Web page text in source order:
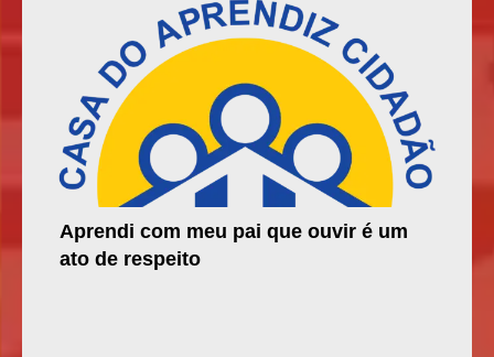
Aprendi com meu pai que ouvir é um
ato de respeito